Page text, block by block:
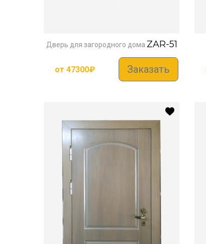
Дверь для загородного дома ZAR-51
от 47300₽ Заказать